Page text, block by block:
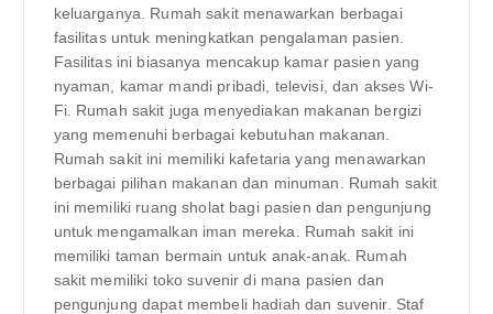
keluarganya. Rumah sakit menawarkan berbagai
fasilitas untuk meningkatkan pengalaman pasien.
Fasilitas ini biasanya mencakup kamar pasien yang
nyaman, kamar mandi pribadi, televisi, dan akses Wi-
Fi. Rumah sakit juga menyediakan makanan bergizi
yang memenuhi berbagai kebutuhan makanan.
Rumah sakit ini memiliki kafetaria yang menawarkan
berbagai pilihan makanan dan minuman. Rumah sakit
ini memiliki ruang sholat bagi pasien dan pengunjung
untuk mengamalkan iman mereka. Rumah sakit ini
memiliki taman bermain untuk anak-anak. Rumah
sakit memiliki toko suvenir di mana pasien dan
pengunjung dapat membeli hadiah dan suvenir. Staf